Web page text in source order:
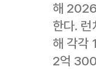
해 2026
한다.
해 각각
2억